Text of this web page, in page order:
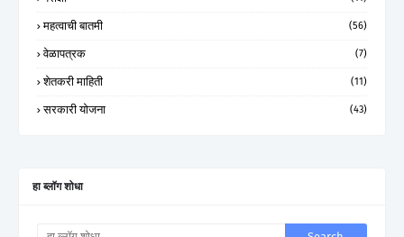
महत्वाची बातमी (56)
वेळापत्रक (7)
शेतकरी माहिती (11)
सरकारी योजना (43)
हा ब्लॉग शोधा